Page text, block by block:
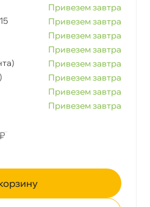
Привезем завтра
Привезем завтра
Привезем завтра
Привезем завтра
Привезем завтра
Привезем завтра
Привезем завтра
Привезем завтра